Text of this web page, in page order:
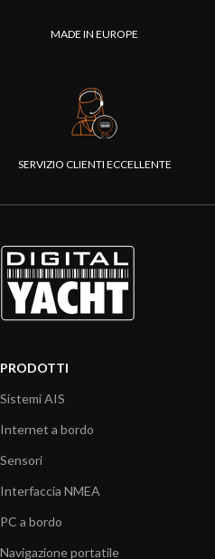
MADE IN EUROPE
SERVIZIO CLIENTI ECCELLENTE
PRODOTTI
Sistemi AIS
Internet a bordo
Sensori
Interfaccia NMEA
PC a bordo
Navigazione portatile